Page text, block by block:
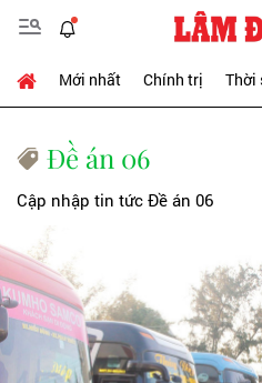
Mới nhất Chính trị Thời
Đề án 06
Cập nhập tin tức Đề án 06